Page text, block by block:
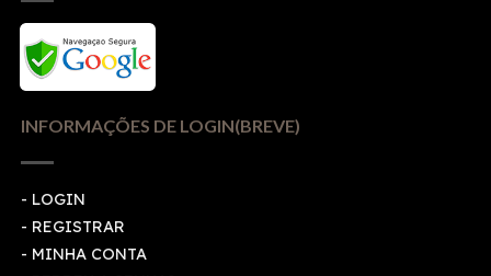
INFORMAÇÕES DE LOGIN(BREVE)
- LOGIN
- REGISTRAR
- MINHA CONTA